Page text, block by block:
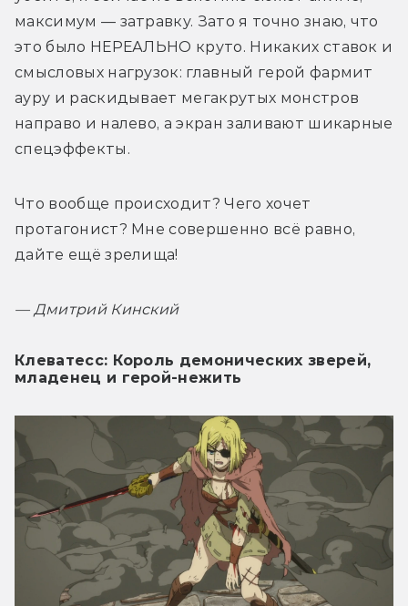
максимум — затравку. Зато я точно знаю, что
это было НЕРЕАЛЬНО круто. Никаких ставок и
смысловых нагрузок: главный герой фармит
ауру и раскидывает мегакрутых монстров
направо и налево, а экран заливают шикарные
спецэффекты.
Что вообще происходит? Чего хочет
протагонист? Мне совершенно всё равно,
дайте ещё зрелища!
— Дмитрий Кинский
Клеватесс: Король демонических зверей,
младенец и герой-нежить